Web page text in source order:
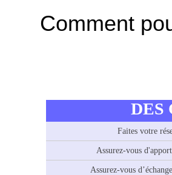
Comment
DES
Faites votre
Assurez-vous
Assurez-vous